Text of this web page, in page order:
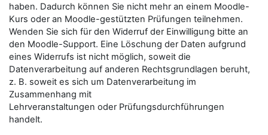
haben. Dadurch können Sie nicht mehr an einem Moodle-
Kurs oder an Moodle-gestützten Prüfungen teilnehmen.
Wenden Sie sich für den Widerruf der Einwilligung bitte an
den Moodle-Support. Eine Löschung der Daten aufgrund
eines Widerrufs ist nicht möglich, soweit die
Datenverarbeitung auf anderen Rechtsgrundlagen beruht,
z. B. soweit es sich um Datenverarbeitung im
Zusammenhang mit
Lehrveranstaltungen oder Prüfungsdurchführungen
handelt.